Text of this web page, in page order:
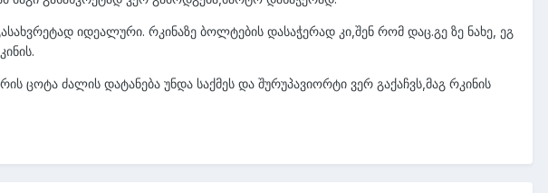
იდეალური. რკინაზე ბოლტების დასაჭერად კი,შენ რომ დაც.გე ზე ნახე, ეგ
ცოტა ძალის დატანება უნდა საქმეს და შურუპავიორტი ვერ გაქაჩვს,მაგ რკინის